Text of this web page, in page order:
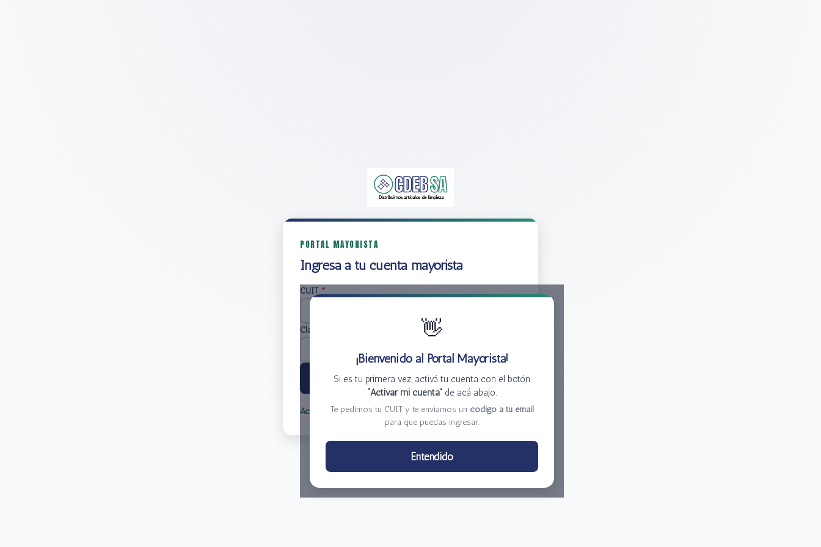
PORTAL MAYORISTA
Ingresá a tu cuenta mayorista
👋
¡Bienvenido al Portal Mayorista!
Si es tu primera vez, activá tu cuenta con el botón
“Activar mi cuenta”de acá abajo.
Te pedimos tu CUIT y te enviamos un código a tu email
para que puedas ingresar.
Entendido
CUIT *
Clave
Ingresar
Activar mi cuenta Olvidé mi clave
Centro de Distribución El Bacha S.A.